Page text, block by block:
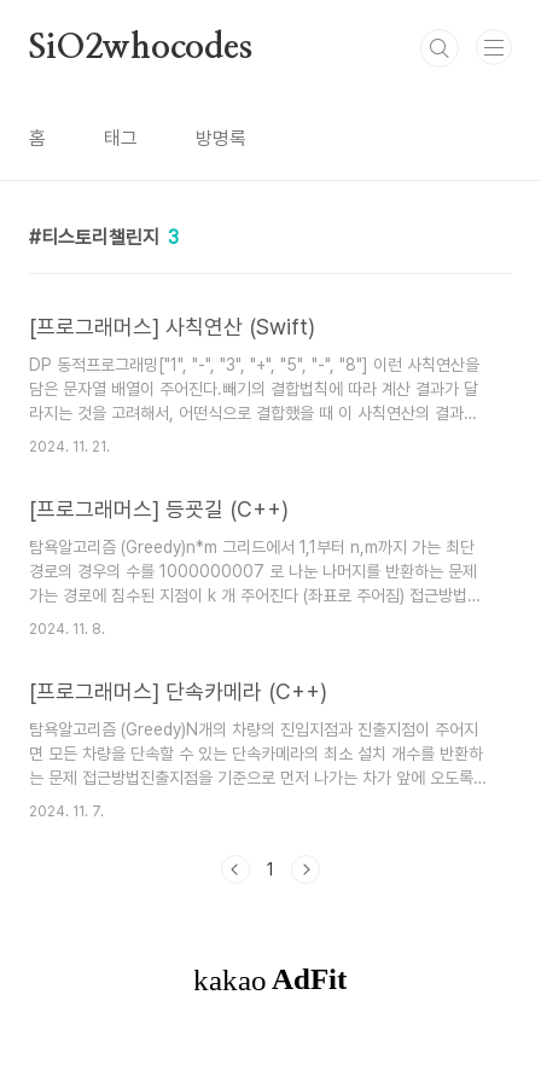
SiO2whocodes
홈 태그 방명록
티스토리챌린지 3
[프로그래머스] 사칙연산 (Swift)
DP 동적프로그래밍["1", "-", "3", "+", "5", "-", "8"] 이런 사칙연산을
담은 문자열 배열이 주어진다.빼기의 결합법칙에 따라 계산 결과가 달
라지는 것을 고려해서, 어떤식으로 결합했을 때 이 사칙연산의 결과값
이 가장 큰 지그 최댓값을 반환하는 문제 접근방법
%EC%82%AC%EC%B9%99%EC%97%B0%EC%82%B0 [프
하지만, 빼기(-)는 결합법칙이 성립하지 않습니다.예를 들어 식 1 - 5 -
3은 연산 순서에 따라 다음과 같이 다른 결과를 가집..
2024. 11. 21.
[프로그래머스] 등굣길 (C++)
탐욕알고리즘 (Greedy)n*m 그리드에서 1,1부터 n,m까지 가는 최단
경로의 경우의 수를 1000000007 로 나눈 나머지를 반환하는 문제
가는 경로에 침수된 지점이 k 개 주어진다 (좌표로 주어짐) 접근방법
n*m만큼의 2차원 배열 map을 만들고, 0으로 초기화한 후, 침수된 지
경우 + 한칸 위쪽 자리까지 오는 경우, 이 두 경우의 수를 합한 경우
오는 데 최단거리의 경우의 수가 담긴다.(최단거리인지 체크하지 않는
이유는, n과 m이 1보다 크거나 같고, 오른쪽과 아래쪽으로 밖에..
2024. 11. 8.
[프로그래머스] 단속카메라 (C++)
탐욕알고리즘 (Greedy)N개의 차량의 진입지점과 진출지점이 주어지
면 모든 차량을 단속할 수 있는 단속카메라의 최소 설치 개수를 반환하
는 문제 접근방법진출지점을 기준으로 먼저 나가는 차가 앞에 오도록
차들을 정렬한 후에,첫번째 차 부터 이 차가 나가는 지점에 단속카메라
이 현재 단속카메라의 위치와 같거나 그 전에 위치하면,해당차는 이미
개수를 1 추가한다. 이렇게 반복문..
2024. 11. 7.
1